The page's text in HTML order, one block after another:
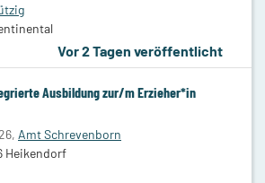
Vor 2 Tagen veröffentlicht
Ausbildung zur/m Erzieher*in
Amt Schrevenborn
Heikendorf